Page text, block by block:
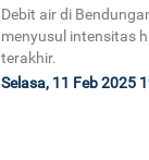
Debit air di
menyusul intensitas
terakhir.
Selasa, 11 Feb 2025